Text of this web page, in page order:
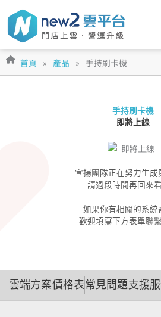
內
首頁 » 產品 » 手持刷卡機
手持刷卡機
即將上線
宣揚團隊正在努力生成
請過段時間再回來
如果你有相關的系統
歡迎填寫下方表單聯
雲端方案價格表常見問題支援